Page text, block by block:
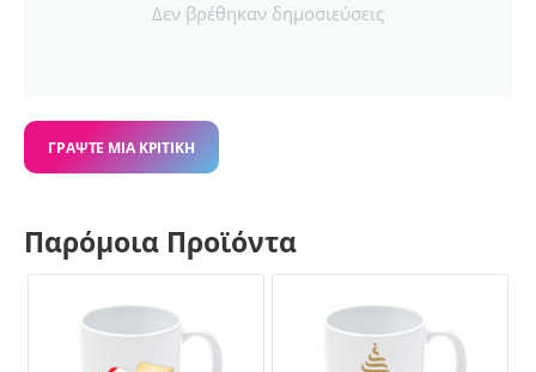
Δεν βρέθηκαν δημοσιεύσεις
ΓΡΆΨΤΕ ΜΙΑ ΚΡΙΤΙΚΉ
Παρόμοια Προϊόντα